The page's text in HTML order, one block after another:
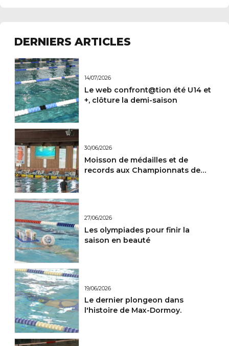
DERNIERS ARTICLES
14/07/2026
Le web confront@tion été U14 et
+, clôture la demi-saison
30/06/2026
Moisson de médailles et de
records aux Championnats de
27/06/2026
Les olympiades pour finir la
saison en beauté
19/06/2026
Le dernier plongeon dans
l'histoire de Max-Dormoy.